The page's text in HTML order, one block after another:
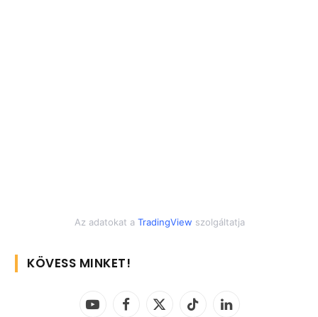
Az adatokat a TradingView szolgáltatja
KÖVESS MINKET!
YouTubeFacebook
X
TikTok LinkedIn